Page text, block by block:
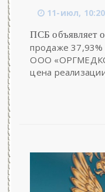
11-июл, 10:20
ПСБ объявляет
продаже 37,93%
ООО
цена